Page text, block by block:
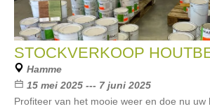
STOCKVERKOOP
Hamme
15 mei 2025 --- 7 juni 2025
Profiteer van het mooie weer en doe nu uw